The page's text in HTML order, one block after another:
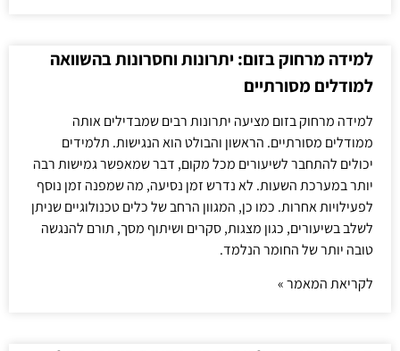
למידה מרחוק בזום: יתרונות וחסרונות בהשוואה
למודלים מסורתיים
למידה מרחוק בזום מציעה יתרונות רבים שמבדילים אותה
ממודלים מסורתיים. הראשון והבולט הוא הנגישות. תלמידים
יכולים להתחבר לשיעורים מכל מקום, דבר שמאפשר גמישות רבה
יותר במערכת השעות. לא נדרש זמן נסיעה, מה שמפנה זמן נוסף
לפעילויות אחרות. כמו כן, המגוון הרחב של כלים טכנולוגיים שניתן
לשלב בשיעורים, כגון מצגות, סקרים ושיתוף מסך, תורם להנגשה
טובה יותר של החומר הנלמד.
לקריאת המאמר »